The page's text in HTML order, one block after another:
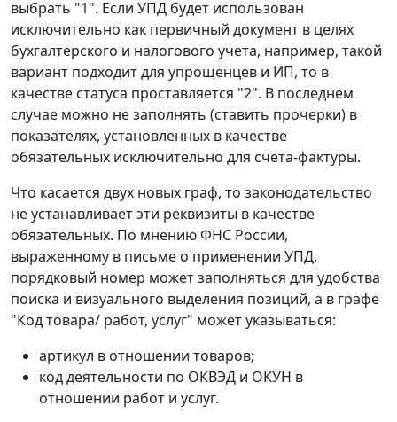
выбрать "1". Если УПД будет использован
исключительно как первичный документ в целях
бухгалтерского и налогового учета, например, такой
вариант подходит для упрощенцев и ИП, то в
качестве статуса проставляется "2". В последнем
случае можно не заполнять (ставить прочерки) в
показателях, установленных в качестве
обязательных исключительно для счета-фактуры.
Что касается двух новых граф, то законодательство
не устанавливает эти реквизиты в качестве
обязательных. По мнению ФНС России,
выраженному в письме о применении УПД,
порядковый номер может заполняться для удобства
поиска и визуального выделения позиций, а в графе
"Код товара/ работ, услуг" может указываться:
артикул в отношении товаров;
код деятельности по ОКВЭД и ОКУН в
отношении работ и услуг.